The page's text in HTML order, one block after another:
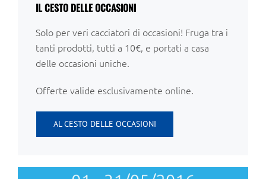
IL CESTO DELLE OCCASIONI
Solo per veri cacciatori di occasioni! Fruga tra i
tanti prodotti, tutti a 10€, e portati a casa
delle occasioni uniche.
Offerte valide esclusivamente online.
AL CESTO DELLE OCCASIONI